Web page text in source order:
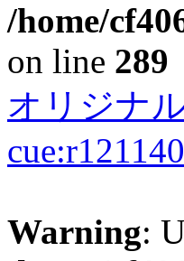
/home/
on line 289
オリジナ
Warning: